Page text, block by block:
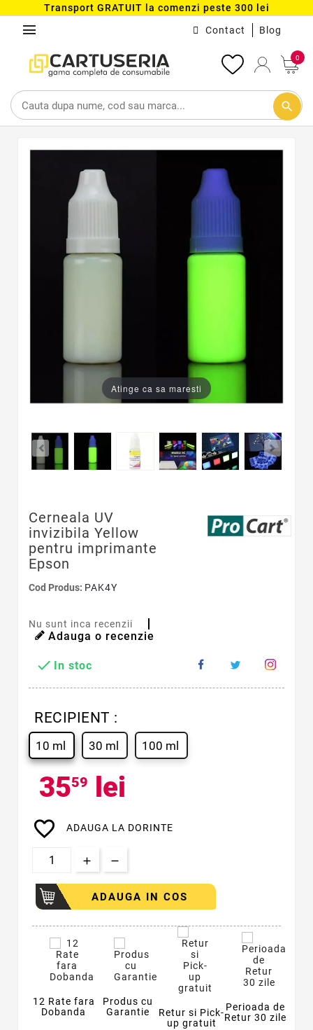
Transport GRATUIT la comenzi peste 300 lei
menu Contact Blog
0
search
Atinge ca sa maresti
Cerneala UV
invizibila Yellow
pentru imprimante
Epson
Cod Produs: PAK4Y
Nu sunt inca recenzii
Adauga o recenzie
 In stoc
RECIPIENT :
10 ml 30 ml 100 ml
3559 lei
favorite_border ADAUGA LA DORINTE
ADAUGA IN COS
12 Rate fara
Dobanda
Produs cu
Garantie
Retur si Pick-
up gratuit
Perioada de
Retur 30 zile